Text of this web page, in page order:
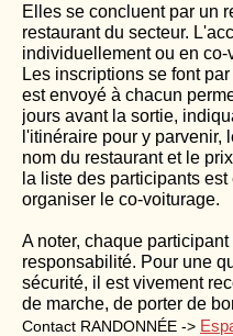
Elles se concluent par un
restaurant du secteur.
individuellement ou en co-
Les inscriptions se font
est envoyé à chacun
jours avant la sortie,
l'itinéraire pour y parvenir,
nom du restaurant et le
la liste des participants
organiser le co-voiturage.
A noter, chaque
responsabilité. Pour une
sécurité, il est vivement
de marche, de porter de
Contact RANDONNÉE ->